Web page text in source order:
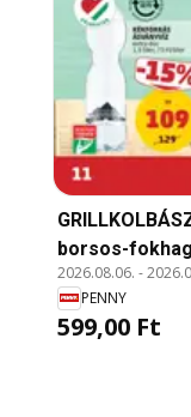
borsos-
2026.08.06. -
PENNY
599,00 Ft